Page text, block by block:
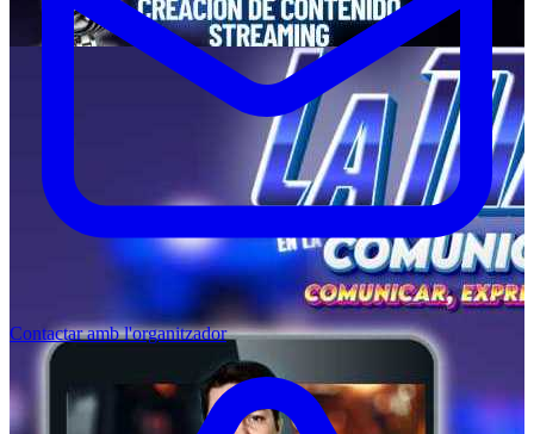
Contactar amb l'organitzador